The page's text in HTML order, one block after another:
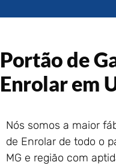
Portão de
Enrolar em
Nós somos a maior
de Enrolar de todo o
MG e região com